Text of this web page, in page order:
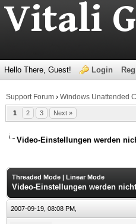
Hello There, Guest! Login
Support Forum › Windows Unattended
1 2 3 Next »
Video-Einstellungen werden
Threaded Mode | Linear Mode
Video-Einstellungen werden
2007-09-19, 08:08 PM,